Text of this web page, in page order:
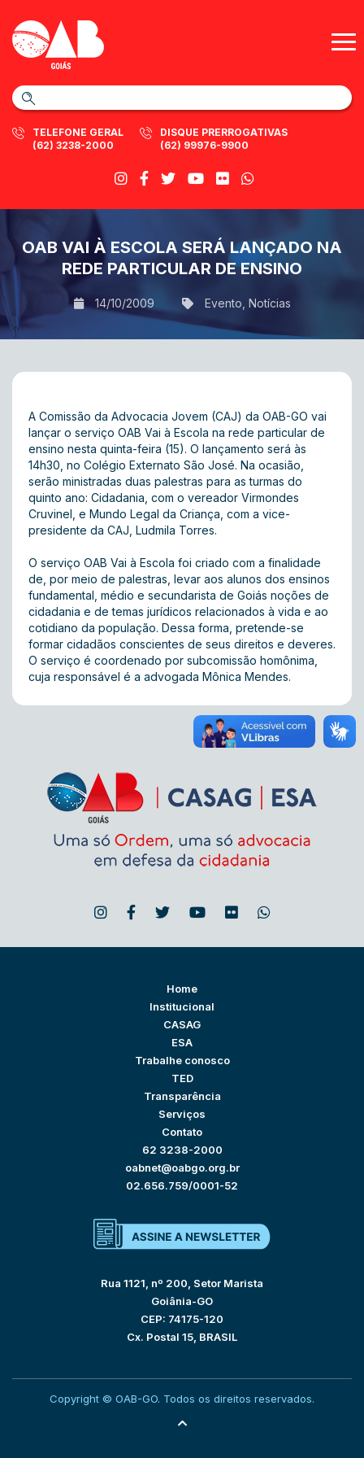
TELEFONE GERAL
(62) 3238-2000
DISQUE PRERROGATIVAS
(62) 99976-9900
OAB VAI À ESCOLA SERÁ LANÇADO NA
REDE PARTICULAR DE ENSINO
14/10/2009 Evento Notícias
A Comissão da Advocacia Jovem (CAJ) da OAB-GO vai
lançar o serviço OAB Vai à Escola na rede particular de
ensino nesta quinta-feira (15). O lançamento será às
14h30, no Colégio Externato São José. Na ocasião,
serão ministradas duas palestras para as turmas do
quinto ano: Cidadania, com o vereador Virmondes
Cruvinel, e Mundo Legal da Criança, com a vice-
presidente da CAJ, Ludmila Torres.
O serviço OAB Vai à Escola foi criado com a finalidade
de, por meio de palestras, levar aos alunos dos ensinos
fundamental, médio e secundarista de Goiás noções de
cidadania e de temas jurídicos relacionados à vida e ao
cotidiano da população. Dessa forma, pretende-se
formar cidadãos conscientes de seus direitos e deveres.
O serviço é coordenado por subcomissão homônima,
cuja responsável é a advogada Mônica Mendes.
Home
Institucional
CASAG
ESA
Trabalhe conosco
TED
Transparência
Serviços
Contato
62 3238-2000
oabnet@oabgo.org.br
02.656.759/0001-52
Rua 1121, nº 200, Setor Marista
Goiânia-GO
CEP: 74175-120
Cx. Postal 15, BRASIL
Copyright © OAB-GO. Todos os direitos reservados.